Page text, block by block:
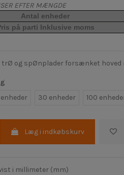
EFTER MÆNGDE
Antal enheder
på parti Inklusive moms
trØ og spØnplader forsænket hoved
enheder 30 enheder 100
Læg i indkøbskurv
i millimeter (mm)